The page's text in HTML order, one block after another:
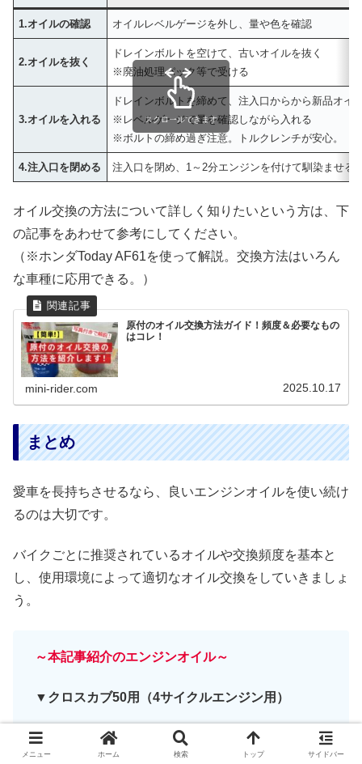
1.オイルの確認 オイルレベルゲージを外し、量や色を確認
2.オイルを抜く
ドレインボルトを空けて、古いオイルを抜く
※廃油処理パック等で受ける
3.オイルを入れる
ドレインボルトを締めて、注入口からから新品オイ
※レベルゲージで量を確認しながら入れる
※ボルトの締め過ぎ注意。トルクレンチが安心。
4.注入口を閉める 注入口を閉め、1～2分エンジンを付けて馴染ませる
スクロールできます
オイル交換の方法について詳しく知りたいという方は、下
の記事をあわせて参考にしてください。
（※ホンダToday AF61を使って解説。交換方法はいろん
な車種に応用できる。）
原付のオイル交換方法ガイド！頻度＆必要なもの
はコレ！
mini-rider.com 2025.10.17
まとめ
愛車を長持ちさせるなら、良いエンジンオイルを使い続け
るのは大切です。
バイクごとに推奨されているオイルや交換頻度を基本と
し、使用環境によって適切なオイル交換をしていきましょ
う。
～本記事紹介のエンジンオイル～
▼クロスカブ50用（4サイクルエンジン用）
※クロスカブ50は年式により形式が異なります
が、4サイクルエンジン用ならこれでOKです！
メニュー ホーム 検索 トップ サイドバー